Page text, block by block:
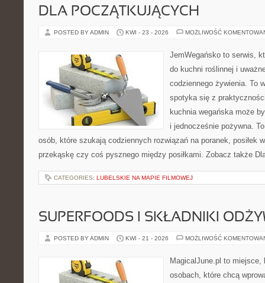
DLA POCZĄTKUJĄCYCH
POSTED BY ADMIN KWI - 23 - 2026 MOŻLIWOŚĆ
JemWegańsko to serwis,
do kuchni roślinnej i
codziennego żywienia. To
spotyka się z
kuchnia wegańska może
i jednocześnie pożywna.
osób, które szukają codziennych rozwiązań na poranek, posiłek
przekąskę czy coś pysznego między posiłkami. Zobacz także
CATEGORIES: LUBELSKIE NA MAPIE FILMOWEJ
SUPERFOODS I SKŁADNIKI
POSTED BY ADMIN KWI - 21 - 2026 MOŻLIWOŚĆ
MagicalJune.pl to miejsce,
osobach, które chcą